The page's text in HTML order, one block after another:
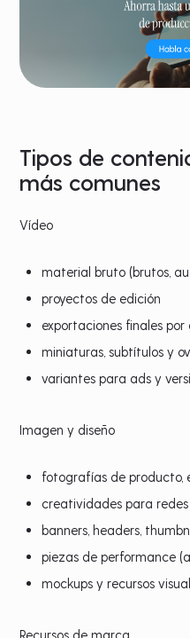
Tipos de
más comunes
Vídeo
material bruto (brutos,
proyectos de edición
exportaciones finales por
miniaturas, subtítulos y
variantes para ads y
Imagen y diseño
fotografías de producto,
creatividades para redes
banners, headers,
piezas de performance
mockups y recursos
Recursos de marca